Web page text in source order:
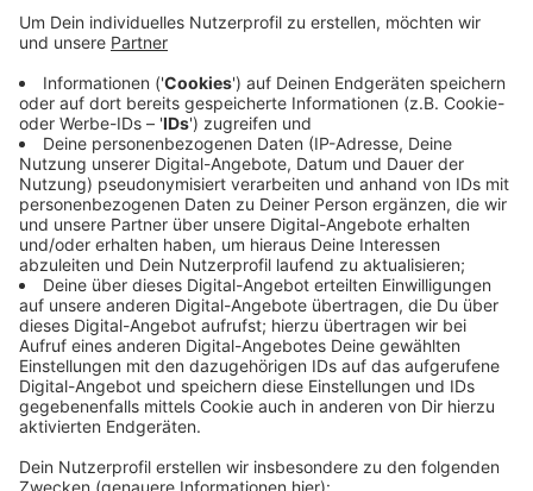
verantwortlich ist das Amtsgericht Schwelm. Ihnen
wird versuchte Körperverletzung durch Unterlassen
Grund ist es dann erst recht:
Laut Anklage sollen am 5. Mai 2020 zwei
Polizeibeamte in der Stadt Gevelsberg in einer
Verkehrskontrolle Vitalij K. kontrolliert haben. Dieser
habe sich zuerst kooperativ verhalten um kurze Zeit
später auf beide Polizisten mit einer Waffe zu
schießen. Bei dieser Schießerei sei einer der beiden
Beamten von einem Projektil getroffen worden, das
durch seine schusssichere Weste aufgefangen
worden sein soll. Insgesamt 21 Schüsse sollen
abgegeben worden sein.
Polizistinnen P. B. und N.A. (37 und 32 Jahre) am Tatort